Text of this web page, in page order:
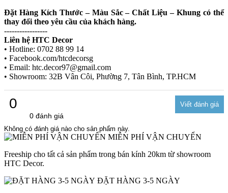
Đặt Hàng Kích Thước – Màu Sắc – Chất Liệu – Khung có thể
thay đổi theo yêu cầu của khách hàng.
-----------------
Liên hệ HTC Decor
• Hotline: 0702 88 99 14
• Facebook.com/htcdecorsg
• Email: htc.decor97@gmail.com
• Showroom: 32B Vân Côi, Phường 7, Tân Bình, TP.HCM
0
0 đánh giá
Không có đánh giá nào cho sản phẩm này.
MIỄN PHÍ VẬN CHUYỂN
Freeship cho tất cả sản phẩm trong bán kính 20km từ showroom
HTC Decor.
ĐẶT HÀNG 3-5 NGÀY